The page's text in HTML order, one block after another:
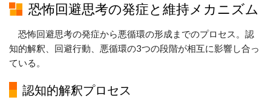
恐怖回避思考の発症と維持メカニズム
恐怖回避思考の発症から悪循環の形成までのプロセス。認
知的解釈、回避行動、悪循環の3つの段階が相互に影響し合っ
ている。
認知的解釈プロセス